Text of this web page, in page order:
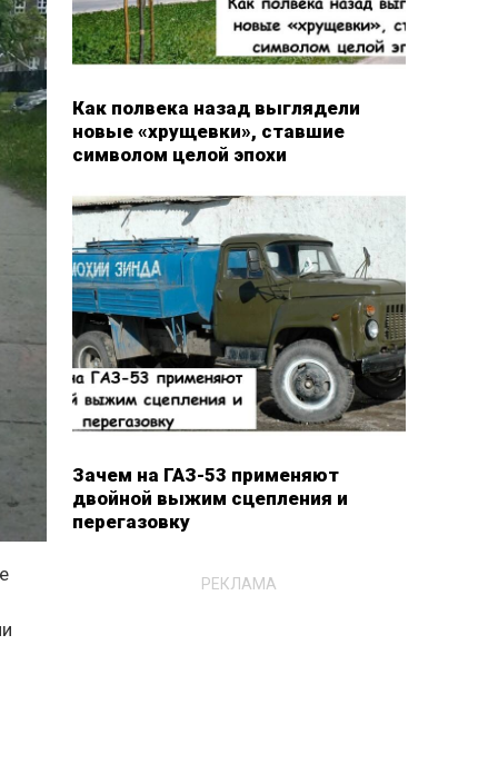
Как полвека назад выглядели
новые «хрущевки», ставшие
символом целой эпохи
Зачем на ГАЗ-53 применяют
двойной выжим сцепления и
перегазовку
РЕКЛАМА